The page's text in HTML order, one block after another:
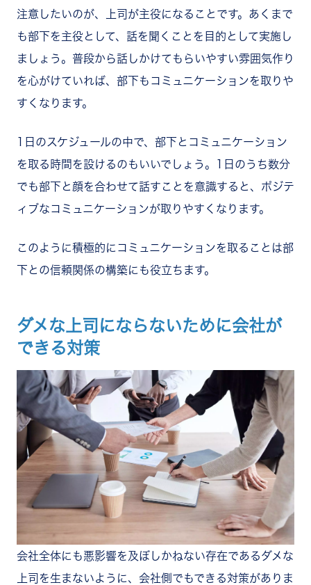
注意したいのが、上司が主役になることです。あくまで
も部下を主役として、話を聞くことを目的として実施し
ましょう。普段から話しかけてもらいやすい雰囲気作り
を心がけていれば、部下もコミュニケーションを取りや
すくなります。
1日のスケジュールの中で、部下とコミュニケーション
を取る時間を設けるのもいいでしょう。1日のうち数分
でも部下と顔を合わせて話すことを意識すると、ポジテ
ィブなコミュニケーションが取りやすくなります。
このように積極的にコミュニケーションを取ることは部
下との信頼関係の構築にも役立ちます。
ダメな上司にならないために会社が
できる対策
会社全体にも悪影響を及ぼしかねない存在であるダメな
上司を生まないように、会社側でもできる対策がありま